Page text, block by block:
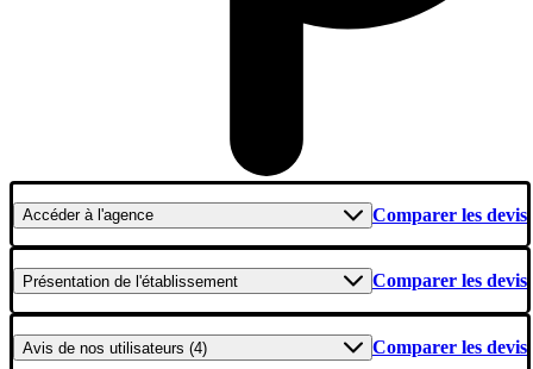
Accéderà l'agence Comparer les devis
Présentation de l'établissement Comparer les devis
Avis de nos utilisateurs (4) Comparer les devis